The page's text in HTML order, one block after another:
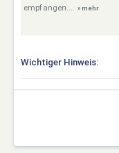
empfangen.... » mehr
Wichtiger Hinweis: